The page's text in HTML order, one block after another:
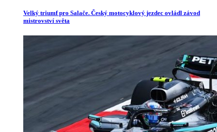
Velký triumf pro Salače. Český motocyklový jezdec ovládl závod
mistrovství světa